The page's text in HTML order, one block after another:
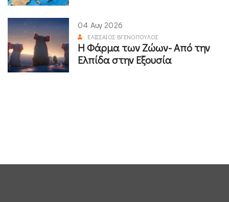
04 Αυγ 2026
ΕΛΙΣΣΑΊΟΣ ΒΓΕΝΌΠΟΥΛΟΣ
Η Φάρμα των Ζώων- Από την
Ελπίδα στην Εξουσία